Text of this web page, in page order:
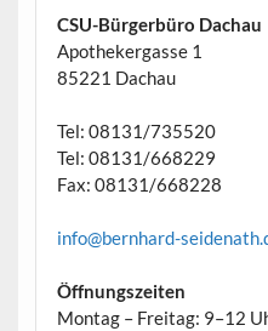
CSU-Bürgerbüro Dachau
Apothekergasse 1
85221 Dachau
Tel: 08131/735520
Tel: 08131/668229
Fax: 08131/668228
info@bernhard-
Öffnungszeiten
Montag – Freitag: 9–12